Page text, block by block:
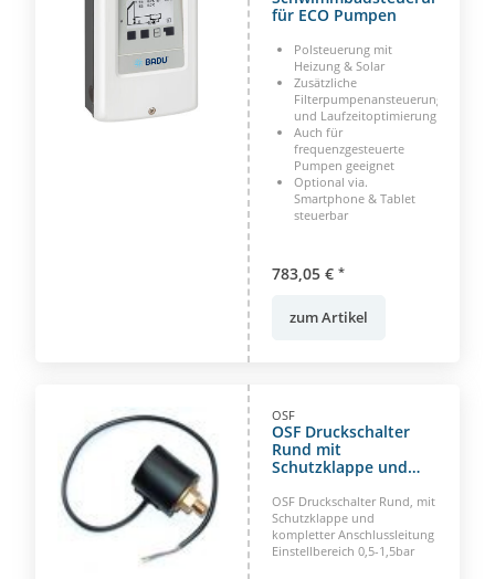
für ECO Pumpen
Polsteuerung mit
Heizung & Solar
Zusätzliche
Filterpumpenansteuerung
und Laufzeitoptimierung
Auch für
frequenzgesteuerte
Pumpen geeignet
Optional via.
Smartphone & Tablet
steuerbar
783,05 € *
zum Artikel
OSF
OSF Druckschalter
Rund mit
Schutzklappe und
Einstellbereich 0,5-
1,5bar
OSF Druckschalter Rund, mit
Schutzklappe und
kompletter Anschlussleitung
Einstellbereich 0,5-1,5bar